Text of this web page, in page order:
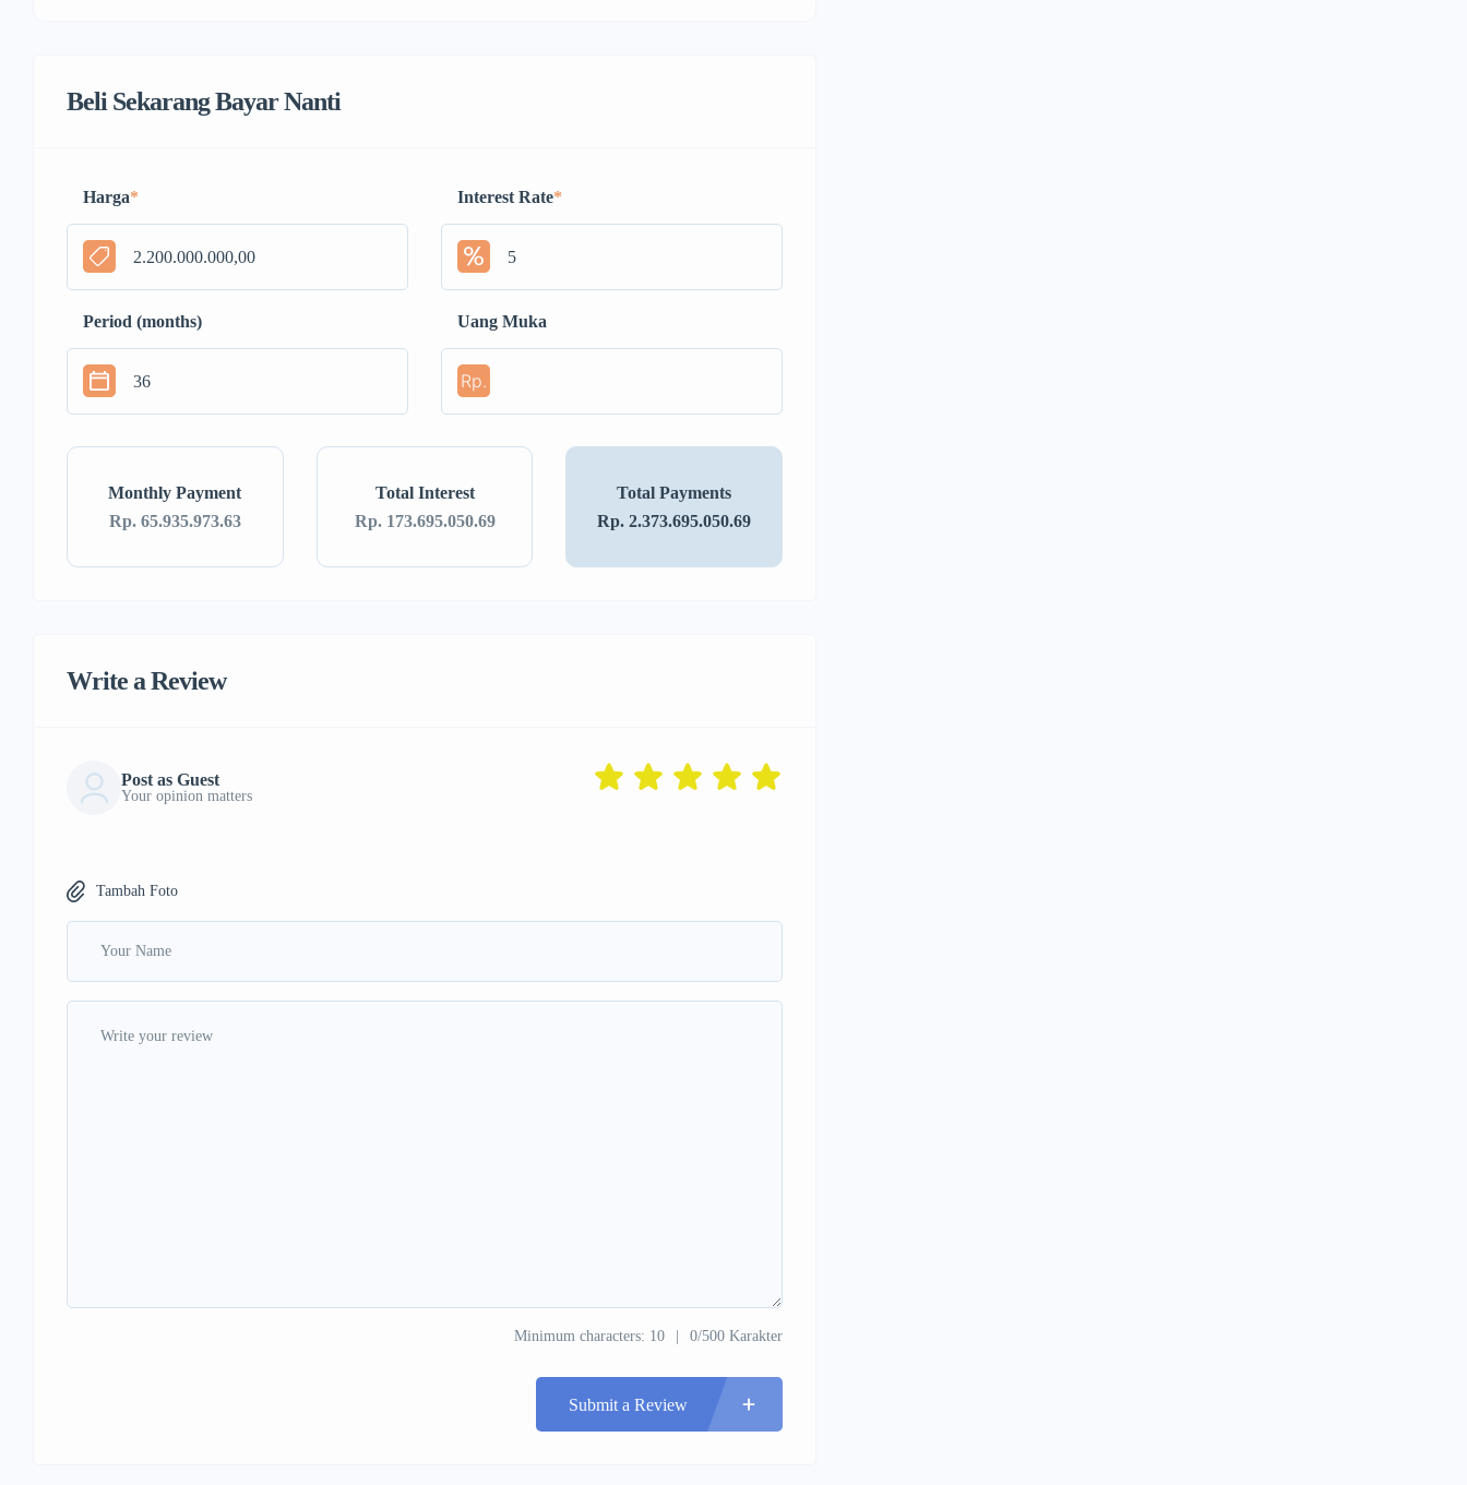
Beli Sekarang Bayar Nanti
Harga* Interest Rate*
Period (months) Uang Muka
Rp.
Monthly Payment
Rp. 65.935.973.63
Total Interest
Rp. 173.695.050.69
Total Payments
Rp. 2.373.695.050.69
Write a Review
Post as Guest
Your opinion matters
Tambah Foto
Minimum characters: 10 0/500 Karakter
Submit a Review